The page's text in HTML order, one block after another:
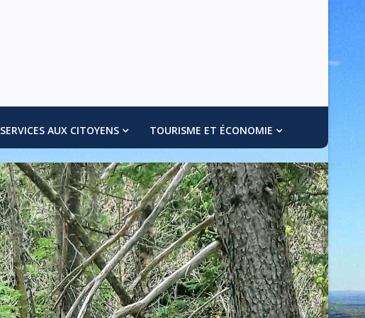
SERVICES AUX CITOYENS TOURISME ET ÉCONOMIE